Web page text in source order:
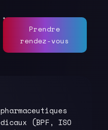
Prendre
rendez-vous
(BPF, ISO